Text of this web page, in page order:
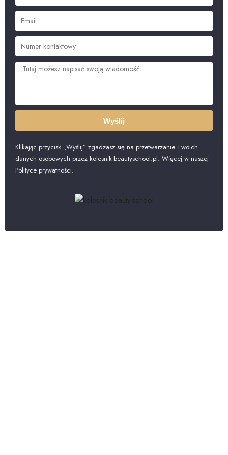
Wyślij
Klikając przycisk „Wyślij” zgadzasz się na przetwarzanie Twoich
danych osobowych przez kolesnik-beautyschool.pl. Więcej w naszej
Polityce prywatności.